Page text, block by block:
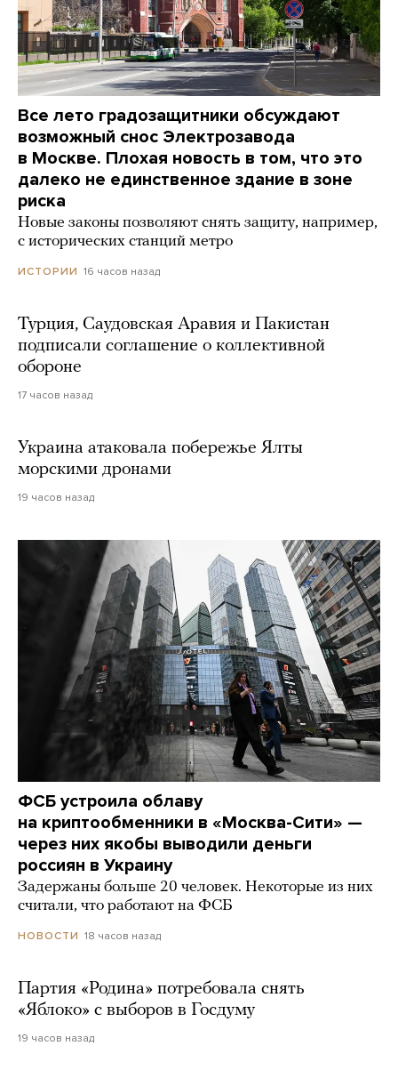
Все лето градозащитники обсуждают
возможный снос Электрозавода
в Москве. Плохая новость в том, что это
далеко не единственное здание в зоне
риска
Новые законы позволяют снять защиту, например,
с исторических станций метро
ИСТОРИИ 16 часов назад
Турция, Саудовская Аравия и Пакистан
подписали соглашение о коллективной
обороне
17 часов назад
Украина атаковала побережье Ялты
морскими дронами
19 часов назад
ФСБ устроила облаву
на криптообменники в «Москва-Сити» —
через них якобы выводили деньги
россиян в Украину
Задержаны больше 20 человек. Некоторые из них
считали, что работают на ФСБ
НОВОСТИ 18 часов назад
Партия «Родина» потребовала снять
«Яблоко» с выборов в Госдуму
19 часов назад